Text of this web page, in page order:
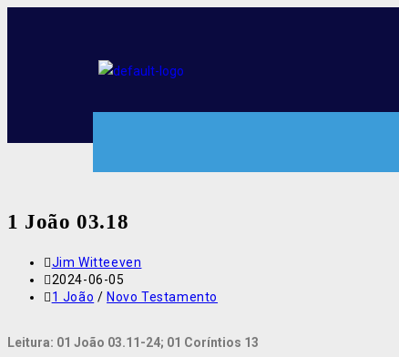
1 João 03.18
Jim Witteeven
2024-06-05
1 João / Novo Testamento
Leitura: 01 João 03.11-24; 01 Coríntios 13